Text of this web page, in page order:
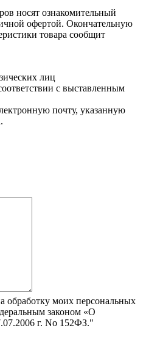
носят ознакомительный
офертой. Окончательную
товара сообщит
лиц
с выставленным
почту, указанную
обработку моих персональных
законом «О
г. No 152­ФЗ."